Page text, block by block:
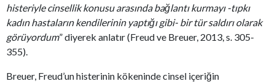
histeriyle cinsellik konusu arasında bağlantı kurmayı -tıpkı
kadın hastaların kendilerinin yaptığı gibi- bir tür saldırı olarak
görüyordum” diyerek anlatır (Freud ve Breuer, 2013, s. 305-
355).
Breuer, Freud’un histerinin kökeninde cinsel içeriğin